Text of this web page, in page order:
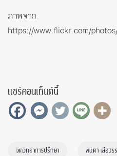
ภาพจาก
https://www.flickr.com/
แชร์คอนเท็นต์นี้
จิตวิทยาการปรึกษา พนิตา เสือว